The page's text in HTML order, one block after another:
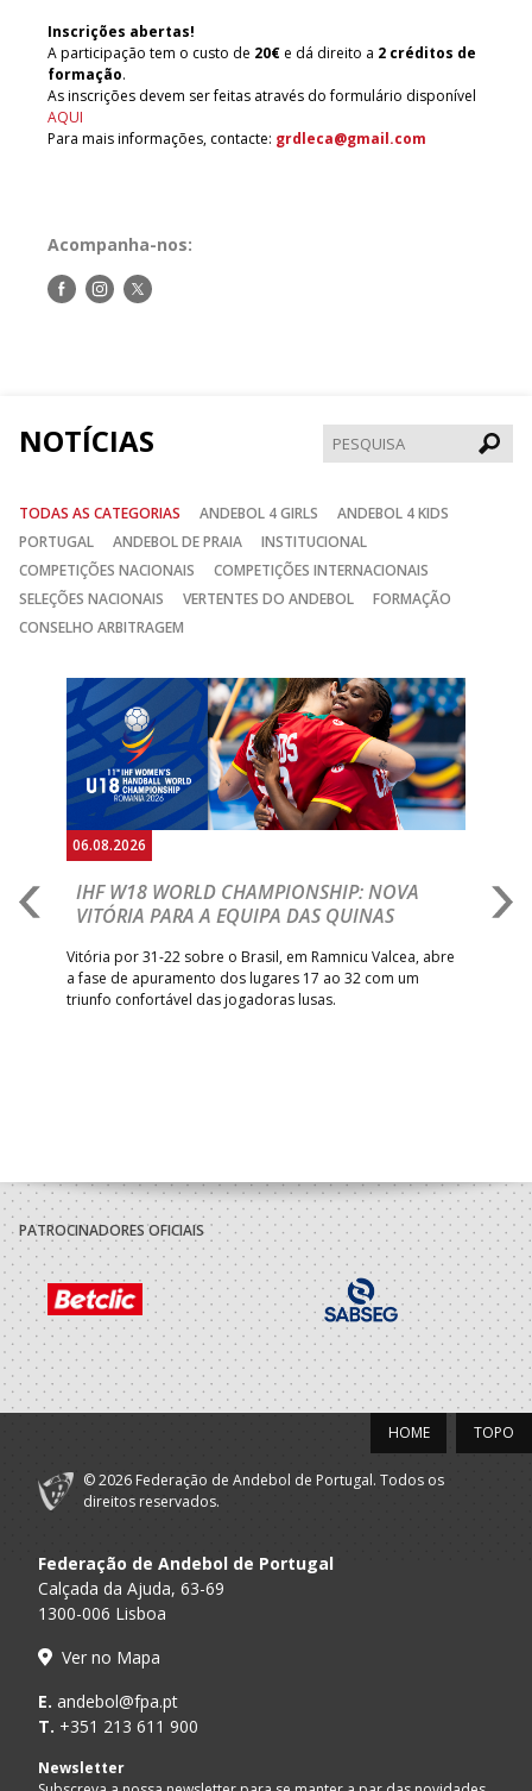
Inscrições abertas!
A participação tem o custo de 20€ e dá direito a 2 créditos de
formação.
As inscrições devem ser feitas através do formulário disponível
AQUI
Para mais informações, contacte: grdleca@gmail.com
Acompanha-nos:
Siga-Siga-Siga-
NOTÍCIAS
TODAS AS CATEGORIAS ANDEBOL 4 GIRLS
ANDEBOL 4 KIDS
PORTUGAL
ANDEBOL DE PRAIA
INSTITUCIONAL
COMPETIÇÕES NACIONAIS
COMPETIÇÕES INTERNACIONAIS
SELEÇÕES NACIONAIS
VERTENTES DO ANDEBOL
FORMAÇÃO
CONSELHO ARBITRAGEM
06.08.2026
IHF W18 WORLD CHAMPIONSHIP: NOVA
VITÓRIA PARA A EQUIPA DAS QUINAS
Vitória por 31-22 sobre o Brasil, em Ramnicu Valcea, abre
a fase de apuramento dos lugares 17 ao 32 com um
triunfo confortável das jogadoras lusas.
Anterior
PATROCINADORES OFICIAIS
TOPO
HOME
© 2026 Federação de Andebol de Portugal. Todos os
direitos reservados.
Federação de Andebol de Portugal
Calçada da Ajuda, 63-69
1300-006 Lisboa
Ver no Mapa
E. andebol@fpa.pt
T. +351 213 611 900
Newsletter